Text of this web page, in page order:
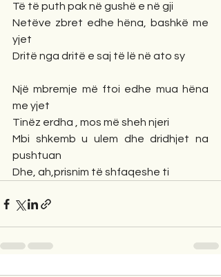
Të të puth pak në gushë e në gji
Netëve zbret edhe hëna, bashkë me
yjet
Dritë nga dritë e saj të lë në ato sy
Një mbremje më ftoi edhe mua hëna
me yjet
Tinëz erdha , mos më sheh njeri
Mbi shkemb u ulem dhe dridhjet na
pushtuan
Dhe, ah,prisnim të shfaqeshe ti